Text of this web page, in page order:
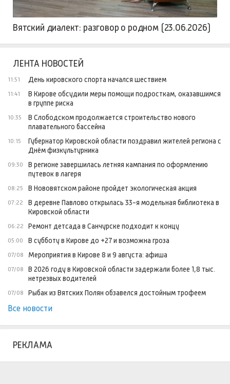
Вятский диалект: разговор о родном (23.06.2026)
ЛЕНТА НОВОСТЕЙ
11:51 День кировского спорта начался шествием
11:41
В Кирове обсудили меры помощи подросткам, оказавшимся
в группе риска
10:35
В Слободском продолжается строительство нового
плавательного бассейна
10:15
Губернатор Кировской области поздравил жителей региона с
Днём физкультурника
09:30
В регионе завершилась летняя кампания по оформлению
путевок в лагеря
08:25 В Нововятском районе пройдет экологическая акция
07:22
В деревне Павлово открылась 33-я модельная библиотека в
Кировской области
06:22 Ремонт детсада в Санчурске подходит к концу
05:00 В субботу в Кирове до +27 и возможна гроза
07/08 Мероприятия в Кирове 8 и 9 августа: афиша
07/08
В 2026 году в Кировской области задержали более 1,8 тыс.
нетрезвых водителей
07/08 Рыбак из Вятских Полян обзавелся достойным трофеем
Все новости
РЕКЛАМА